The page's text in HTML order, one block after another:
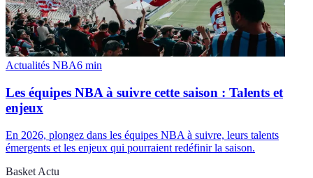
Actualités NBA6 min
Les équipes NBA à suivre cette saison : Talents et
enjeux
En 2026, plongez dans les équipes NBA à suivre, leurs talents
émergents et les enjeux qui pourraient redéfinir la saison.
Basket Actu